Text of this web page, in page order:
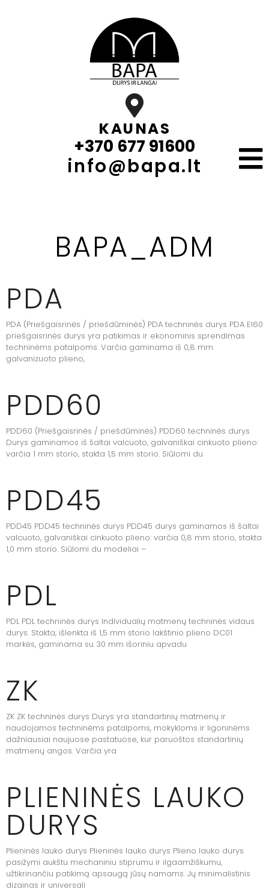
KAUNAS
+370 677 91600
info@bapa.lt
BAPA_ADM
PDA
PDA (Priešgaisrinės / priešdūminės) PDA techninės durys PDA EI60
priešgaisrinės durys yra patikimas ir ekonominis sprendimas
techninėms patalpoms. Varčia gaminama iš 0,8 mm
galvanizuoto plieno,
PDD60
PDD60 (Priešgaisrinės / priešdūminės) PDD60 techninės durys
Durys gaminamos iš šaltai valcuoto, galvaniškai cinkuoto plieno:
varčia 1 mm storio, stakta 1,5 mm storio. Siūlomi du
PDD45
PDD45 PDD45 techninės durys PDD45 durys gaminamos iš šaltai
valcuoto, galvaniškai cinkuoto plieno: varčia 0,8 mm storio, stakta
1,0 mm storio. Siūlomi du modeliai –
PDL
PDL PDL techninės durys Individualių matmenų techninės vidaus
durys. Stakta, išlenkta iš 1,5 mm storio lakštinio plieno DC01
markės, gaminama su 30 mm išoriniu apvadu
ZK
ZK ZK techninės durys Durys yra standartinių matmenų ir
naudojamos techninėms patalpoms, mokykloms ir ligoninėms
dažniausiai naujuose pastatuose, kur paruoštos standartinių
matmenų angos. Varčia yra
PLIENINĖS LAUKO
DURYS
Plieninės lauko durys Plieninės lauko durys Plieno lauko durys
pasižymi aukštu mechaniniu stiprumu ir ilgaamžiškumu,
užtikrinančiu patikimą apsaugą jūsų namams. Jų minimalistinis
dizainas ir universali